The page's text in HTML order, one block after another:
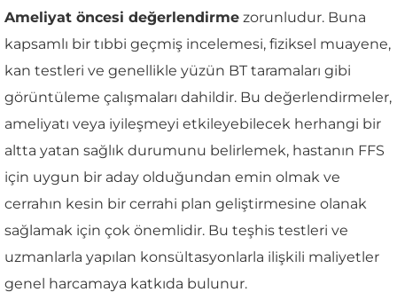
Ameliyat öncesi değerlendirme zorunludur. Buna
kapsamlı bir tıbbi geçmiş incelemesi, fiziksel muayene,
kan testleri ve genellikle yüzün BT taramaları gibi
görüntüleme çalışmaları dahildir. Bu değerlendirmeler,
ameliyatı veya iyileşmeyi etkileyebilecek herhangi bir
altta yatan sağlık durumunu belirlemek, hastanın FFS
için uygun bir aday olduğundan emin olmak ve
cerrahın kesin bir cerrahi plan geliştirmesine olanak
sağlamak için çok önemlidir. Bu teşhis testleri ve
uzmanlarla yapılan konsültasyonlarla ilişkili maliyetler
genel harcamaya katkıda bulunur.